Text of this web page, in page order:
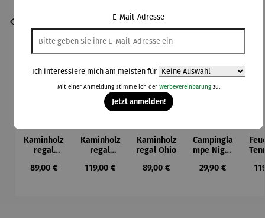
Kaminholz
regal
Regulärer Preis:
89,00 €
Kaminholz
regal
n
Regulärer Preis:
119,00 €
Kaminholz
regal Ohio
Regulärer Preis:
89,00 €
Campingla
mpe Night
Regulärer Preis:
29,90 €
E-Mail-Adresse
Ich interessiere mich am meisten für
Mit einer Anmeldung stimme ich der Werbevereinbarungzu.
Jetzt anmelden!